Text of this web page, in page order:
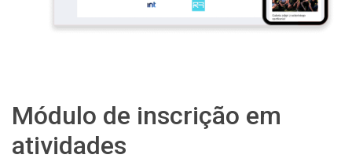
Módulo de inscrição em
atividades